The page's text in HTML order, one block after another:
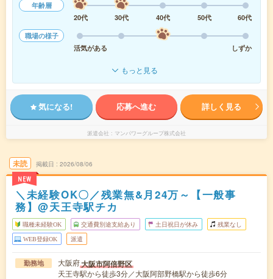
年齢層
20代
30代 40代 50代
60代
職場の様子
活気がある
しずか
もっと見る
気になる! 応募へ進む 詳しく見る
派遣会社 マンパワーグループ株式会社
未読
NEW
掲載日 2026/08/06
＼未経験OK〇／残業無&月24万～【一般事
務】@天王寺駅チカ
職種未経験OK 交通費別途支給あり 土日祝日が休み 残業なし
WEB登録OK 派遣
勤務地 大阪府大阪市阿倍野区
天王寺駅から徒歩3分／大阪阿部野橋駅から徒歩6分